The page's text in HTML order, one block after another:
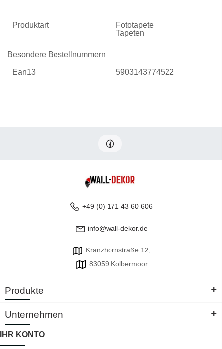
Produktart
Fototapete
Tapeten
Besondere Bestellnummern
Ean13 5903143774522
+49 (0) 171 43 60 606
info@wall-dekor.de
Kranzhornstraße 12,
83059 Kolbermoor
Produkte +
Unternehmen +
IHR KONTO